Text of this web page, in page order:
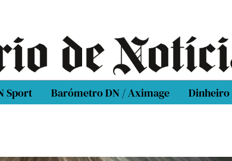
Sport Barómetro DN / Aximage Dinheiro